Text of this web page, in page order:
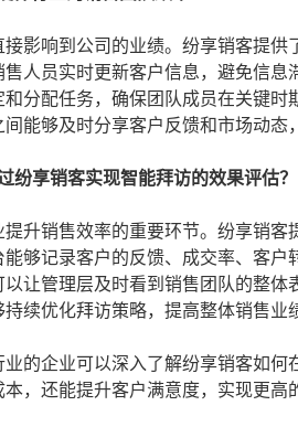
影响到公司的业绩。纷享销客提供
人员实时更新客户信息，避免信
分配任务，确保团队成员在关键
能够及时分享客户反馈和市场动态
享销客实现智能拜访的效果评估？
升销售效率的重要环节。纷享销
够记录客户的反馈、成交率、客
让管理层及时看到销售团队的整
续优化拜访策略，提高整体销售业
的企业可以深入了解纷享销客如
，还能提升客户满意度，实现更高